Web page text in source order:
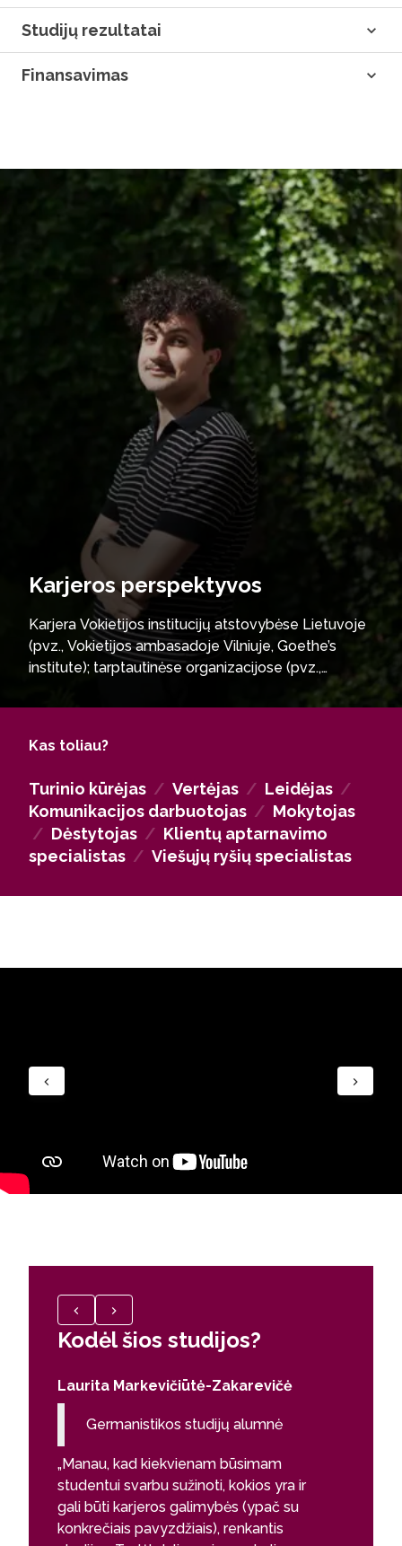
Studijų rezultatai
Finansavimas
Karjeros perspektyvos
Karjera Vokietijos institucijų atstovybėse Lietuvoje
(pvz., Vokietijos ambasadoje Vilniuje, Goethe’s
institute); tarptautinėse organizacijose (pvz.,
Konrado Adenauerio fonde, DBJW fonde); kultūros
ir švietimo įstaigose (pvz., gimnazijose, kalbų
biuruose, leidyklose; turizmo / kelionių agentūrose,
paslaugų įmonėse (pvz., bankuose, logistikos
įmonėse, shared service center); valstybinėse ir
viešosiose įstaigose; taip pat savarankiška veikla.
Kas toliau?
Turinio kūrėjas / Vertėjas / Leidėjas /
Komunikacijos darbuotojas / Mokytojas
/ Dėstytojas / Klientų aptarnavimo
specialistas / Viešųjų ryšių specialistas
Kodėl šios studijos?
Laurita Markevičiūtė-Zakarevičė
Germanistikos studijų alumnė
„Manau, kad kiekvienam būsimam
studentui svarbu sužinoti, kokios yra ir
gali būti karjeros galimybės (ypač su
konkrečiais pavyzdžiais), renkantis